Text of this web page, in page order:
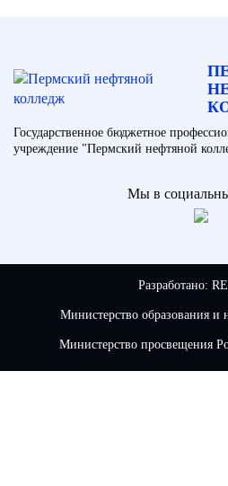
Государственное бюджетное
учреждение "Пермский нефтяной
Мы в
Разработано:
Министерство образования и
Министерство просвещения